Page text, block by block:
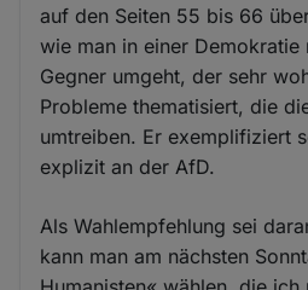
auf den Seiten 55 bis 66
wie man in einer
Gegner umgeht, der sehr
Probleme thematisiert, die
umtreiben. Er exemplifiziert
explizit an der AfD.
Als Wahlempfehlung sei
kann man am nächsten